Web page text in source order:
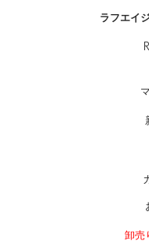
ラフエイ
卸売